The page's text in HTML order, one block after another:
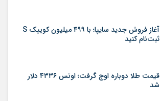
آغاز فروش جدید سایپا؛ با ۴۹۹ میلیون کوییک S
ثبت‌نام کنید
قیمت طلا دوباره اوج گرفت؛ اونس ۴۳۳۶ دلار
شد